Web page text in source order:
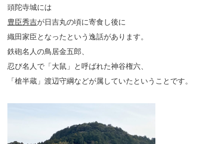
頭陀寺城には
豊臣秀吉が日吉丸の頃に寄食し後に
織田家臣となったという逸話があります。
鉄砲名人の鳥居金五郎、
忍び名人で「大鼠」と呼ばれた神谷権六、
「槍半蔵」渡辺守綱などが属していたということです。